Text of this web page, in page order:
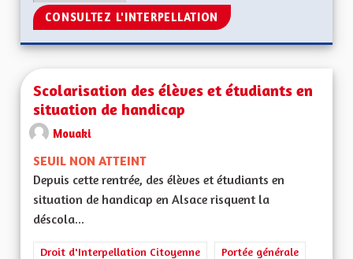
CONSULTEZ L'INTERPELLATION
Scolarisation des élèves et étudiants en
situation de handicap
Mouaki
SEUIL NON ATTEINT
Depuis cette rentrée, des élèves et étudiants en
situation de handicap en Alsace risquent la
déscola...
Droit d'Interpellation Citoyenne Portée générale